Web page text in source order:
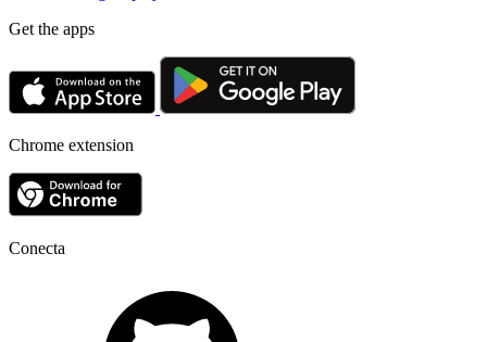
Get the apps
Chrome extension
Conecta